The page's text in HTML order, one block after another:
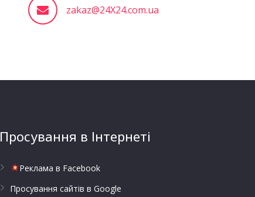
zakaz@24X24.com.ua
Просування в Інтернеті
Реклама в Facebook
Просування сайтів в Google